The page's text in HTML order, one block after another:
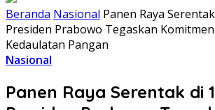
Beranda Nasional Panen Raya
Presiden Prabowo Tegaskan
Kedaulatan Pangan
Nasional
Panen Raya Serentak di